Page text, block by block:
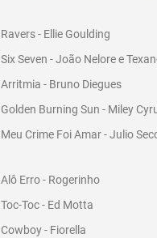
Ravers - Ellie Goulding
Six Seven - João Nelore e
Arritmia - Bruno Diegues
Golden Burning Sun - Miley
Meu Crime Foi Amar - Julio
Alô Erro - Rogerinho
Toc-Toc - Ed Motta
Cowboy - Fiorella